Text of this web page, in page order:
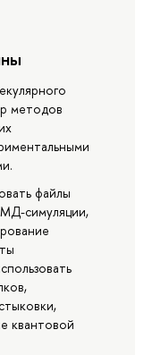
методов
файлы
МД-симуляции,
квантовой